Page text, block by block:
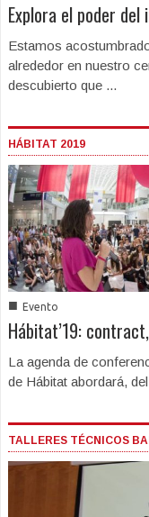
Explora el poder
Estamos
alrededor en nuestro
descubierto que ...
HÁBITAT 2019
■ Evento
Hábitat’19:
La agenda de
de Hábitat abordará,
TALLERES TÉCNICOS